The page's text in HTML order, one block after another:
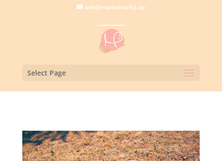
info@mamahoch2.de
Select Page